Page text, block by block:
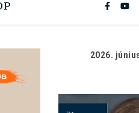
2026.